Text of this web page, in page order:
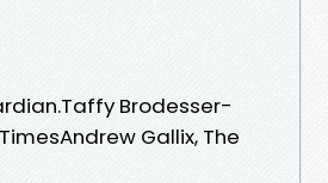
Brodesser-
Gallix, The